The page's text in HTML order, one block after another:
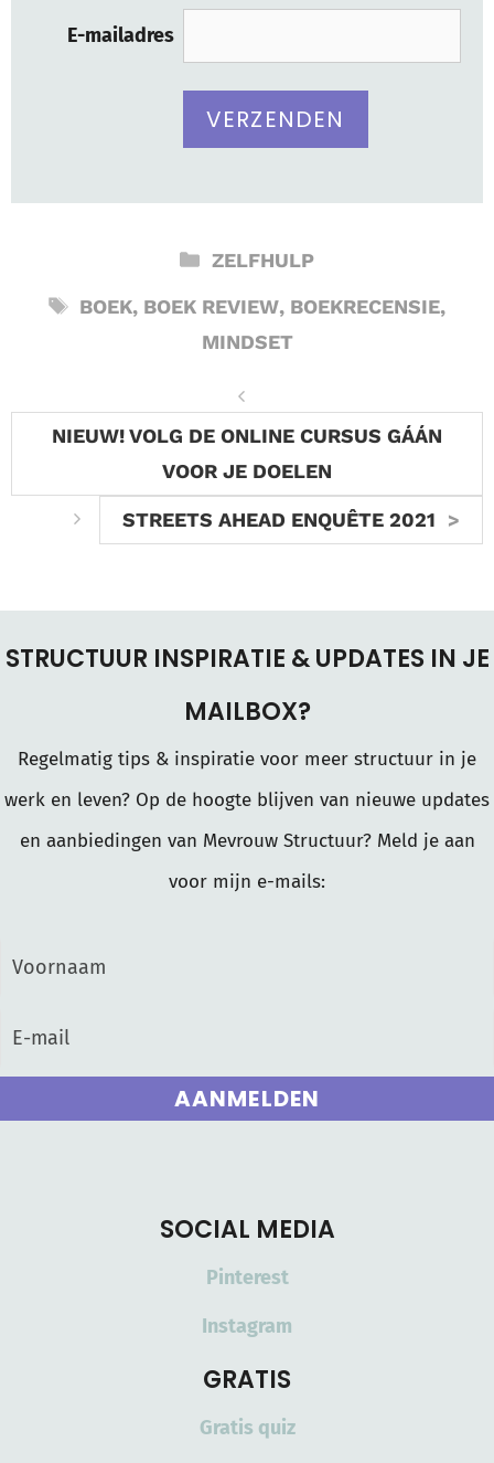
E-mailadres
CATEGORIEËN
ZELFHULP
TAGS
BOEK, BOEK REVIEW, BOEKRECENSIE,
MINDSET
NIEUW! VOLG DE ONLINE CURSUS GÁÁN
VOOR JE DOELEN
STREETS AHEAD ENQUÊTE 2021
STRUCTUUR INSPIRATIE & UPDATES IN JE
MAILBOX?
Regelmatig tips & inspiratie voor meer structuur in je
werk en leven? Op de hoogte blijven van nieuwe updates
en aanbiedingen van Mevrouw Structuur? Meld je aan
voor mijn e-mails:
AANMELDEN
SOCIAL MEDIA
Pinterest
Instagram
GRATIS
Gratis quiz